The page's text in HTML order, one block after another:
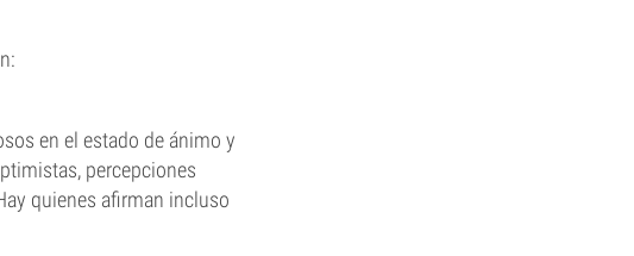
en el estado de ánimo y
percepciones
quienes afirman incluso